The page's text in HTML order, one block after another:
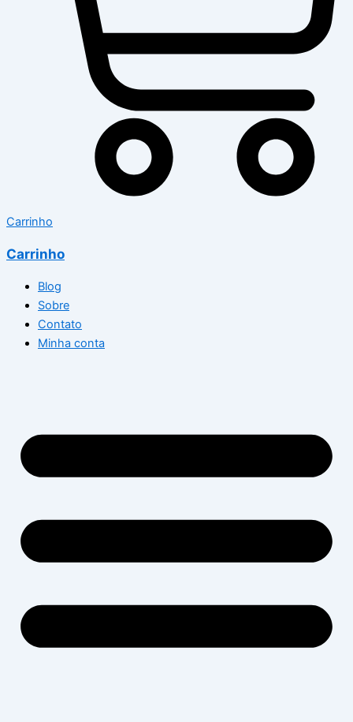
Carrinho
Carrinho
Blog
Sobre
Contato
Minha conta